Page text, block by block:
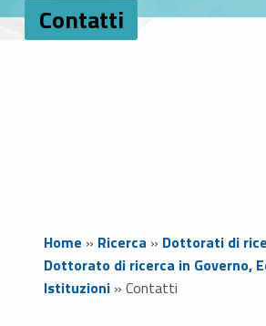
Contatti
Home » Ricerca » Dottorati di
Dottorato di ricerca in Governo,
Istituzioni» Contatti